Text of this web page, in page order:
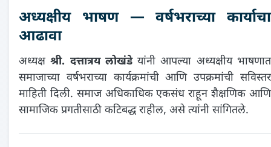
अध्यक्षीय भाषण — वर्षभराच्या कार्याचा
आढावा
अध्यक्षश्री. दत्तात्रय लोखंडेयांनी आपल्या अध्यक्षीय भाषणात
समाजाच्या वर्षभराच्या कार्यक्रमांची आणि उपक्रमांची सविस्तर
माहिती दिली. समाज अधिकाधिक एकसंध राहून शैक्षणिक आणि
सामाजिक प्रगतीसाठी कटिबद्ध राहील, असे त्यांनी सांगितले.